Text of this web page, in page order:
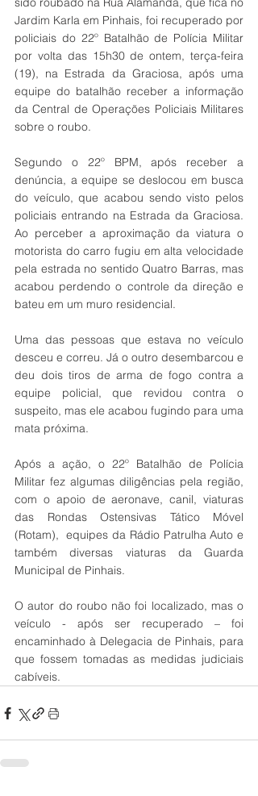
Jardim Karla em Pinhais, foi recuperado por
policiais do 22º Batalhão de Polícia Militar
por volta das 15h30 de ontem, terça-feira
(19), na Estrada da Graciosa, após uma
equipe do batalhão receber a informação
da Central de Operações Policiais Militares
sobre o roubo.
Segundo o 22º BPM, após receber a
denúncia, a equipe se deslocou em busca
do veículo, que acabou sendo visto pelos
policiais entrando na Estrada da Graciosa.
Ao perceber a aproximação da viatura o
motorista do carro fugiu em alta velocidade
pela estrada no sentido Quatro Barras, mas
acabou perdendo o controle da direção e
bateu em um muro residencial.
Uma das pessoas que estava no veículo
desceu e correu. Já o outro desembarcou e
deu dois tiros de arma de fogo contra a
equipe policial, que revidou contra o
suspeito, mas ele acabou fugindo para uma
mata próxima.
Após a ação, o 22º Batalhão de Polícia
Militar fez algumas diligências pela região,
com o apoio de aeronave, canil, viaturas
das Rondas Ostensivas Tático Móvel
(Rotam),  equipes da Rádio Patrulha Auto e
também diversas viaturas da Guarda
Municipal de Pinhais.
O autor do roubo não foi localizado, mas o
veículo - após ser recuperado – foi
encaminhado à Delegacia de Pinhais, para
que fossem tomadas as medidas judiciais
cabíveis.